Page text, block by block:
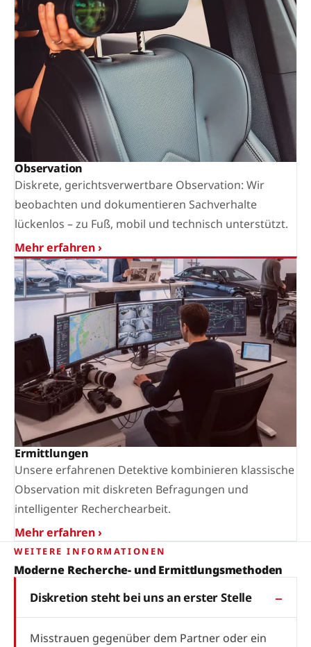
Observation
Diskrete, gerichtsverwertbare Observation: Wir
beobachten und dokumentieren Sachverhalte
lückenlos – zu Fuß, mobil und technisch unterstützt.
Mehr erfahren ›
Ermittlungen
Unsere erfahrenen Detektive kombinieren klassische
Observation mit diskreten Befragungen und
intelligenter Recherchearbeit.
Mehr erfahren ›
WEITERE INFORMATIONEN
Moderne Recherche- und Ermittlungsmethoden
Diskretion steht bei uns an erster Stelle
Misstrauen gegenüber dem Partner oder ein